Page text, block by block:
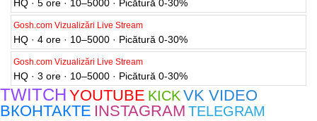
Gosh.com Vizualizări Live Stream
HQ · 4 ore · 10–5000 · Picătură 0-30%
Gosh.com Vizualizări Live Stream
HQ · 3 ore · 10–5000 · Picătură 0-30%
TWITCHYOUTUBEKICKVK VIDEO
ВКОНТАКТЕINSTAGRAMTELEGRAM
DISCORDTIKTOK TWITTER FACEBOOK